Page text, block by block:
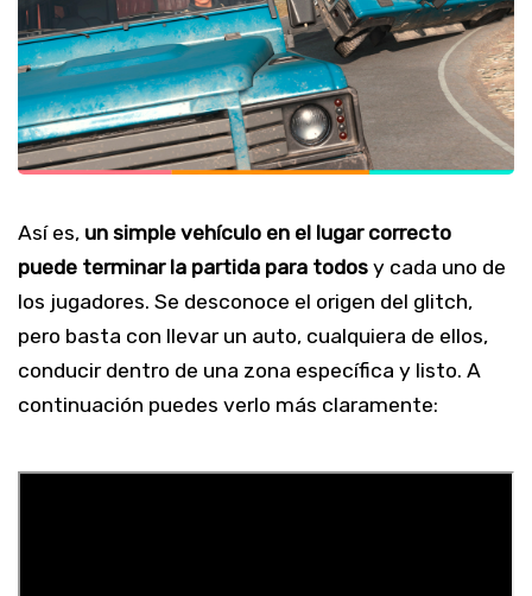
Así es, un simple vehículo en el lugar correcto
puede terminar la partida para todos y cada uno de
los jugadores. Se desconoce el origen del glitch,
pero basta con llevar un auto, cualquiera de ellos,
conducir dentro de una zona específica y listo. A
continuación puedes verlo más claramente: